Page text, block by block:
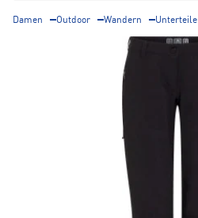
Damen Outdoor Wandern Unterteile